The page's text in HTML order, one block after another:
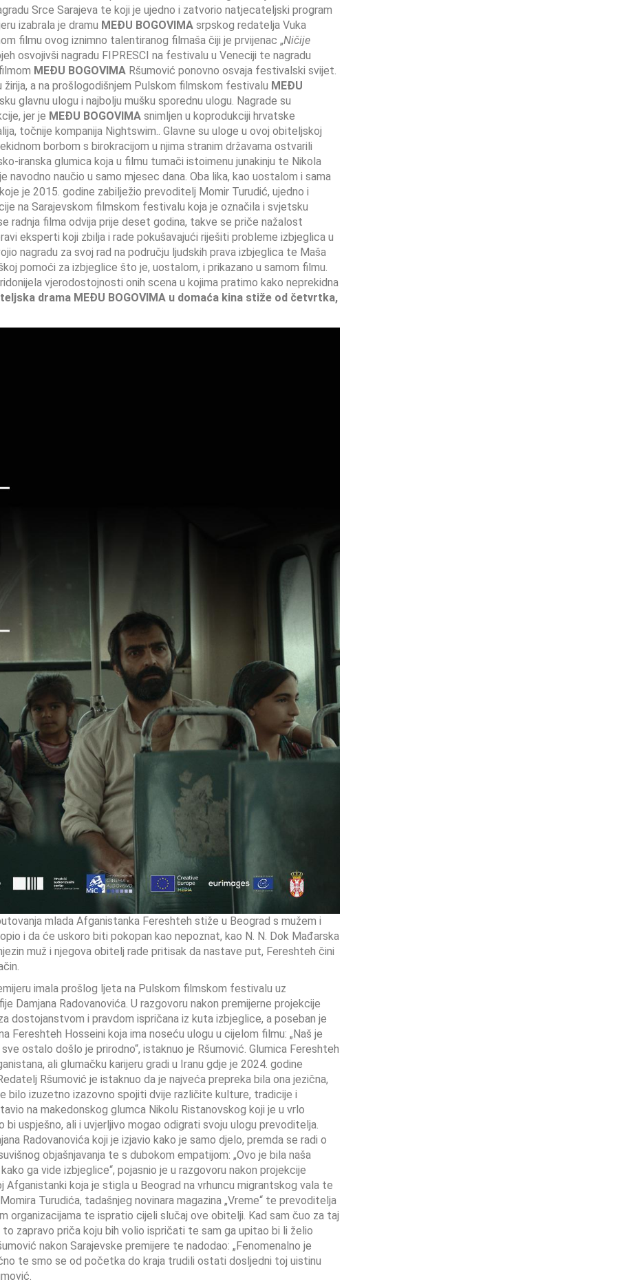
Srce Sarajeva te koji je ujedno i zatvorio natjecateljski program
izabrala je dramu MEĐU BOGOVIMA srpskog redatelja Vuka
filmu ovog iznimno talentiranog filmaša čiji je prvijenac „Ničije
osvojivši nagradu FIPRESCI na festivalu u Veneciji te nagradu
MEĐU BOGOVIMA Ršumović ponovno osvaja festivalski svijet.
a na prošlogodišnjem Pulskom filmskom festivalu MEĐU
glavnu ulogu i najbolju mušku sporednu ulogu. Nagrade su
jer je MEĐU BOGOVIMA snimljen u koprodukciji hrvatske
točnije kompanija Nightswim.. Glavne su uloge u ovoj obiteljskoj
borbom s birokracijom u njima stranim državama ostvarili
iranska glumica koja u filmu tumači istoimenu junakinju te Nikola
navodno naučio u samo mjesec dana. Oba lika, kao uostalom i sama
je 2015. godine zabilježio prevoditelj Momir Turudić, ujedno i
na Sarajevskom filmskom festivalu koja je označila i svjetsku
radnja filma odvija prije deset godina, takve se priče nažalost
eksperti koji zbilja i rade pokušavajući riješiti probleme izbjeglica u
nagradu za svoj rad na području ljudskih prava izbjeglica te Maša
pomoći za izbjeglice što je, uostalom, i prikazano u samom filmu.
vjerodostojnosti onih scena u kojima pratimo kako neprekidna
drama MEĐU BOGOVIMA u domaća kina stiže od četvrtka,
mlada Afganistanka Fereshteh stiže u Beograd s mužem i
i da će uskoro biti pokopan kao nepoznat, kao N. N. Dok Mađarska
muž i njegova obitelj rade pritisak da nastave put, Fereshteh čini
imala prošlog ljeta na Pulskom filmskom festivalu uz
Radovanovića. U razgovoru nakon premijerne projekcije
dostojanstvom i pravdom ispričana iz kuta izbjeglice, a poseban je
Fereshteh Hosseini koja ima noseću ulogu u cijelom filmu: „Naš je
ostalo došlo je prirodno“, istaknuo je Ršumović. Glumica Fereshteh
ali glumačku karijeru gradi u Iranu gdje je 2024. godine
Ršumović je istaknuo da je najveća prepreka bila ona jezična,
bilo izuzetno izazovno spojiti dvije različite kulture, tradicije i
na makedonskog glumca Nikolu Ristanovskog koji je u vrlo
uspješno, ali i uvjerljivo mogao odigrati svoju ulogu prevoditelja.
Radovanovića koji je izjavio kako je samo djelo, premda se radi o
objašnjavanja te s dubokom empatijom: „Ovo je bila naša
ga vide izbjeglice“, pojasnio je u razgovoru nakon projekcije
Afganistanki koja je stigla u Beograd na vrhuncu migrantskog vala te
Turudića, tadašnjeg novinara magazina „Vreme“ te prevoditelja
organizacijama te ispratio cijeli slučaj ove obitelji. Kad sam čuo za taj
zapravo priča koju bih volio ispričati te sam ga upitao bi li želio
nakon Sarajevske premijere te nadodao: „Fenomenalno je
te smo se od početka do kraja trudili ostati dosljedni toj uistinu